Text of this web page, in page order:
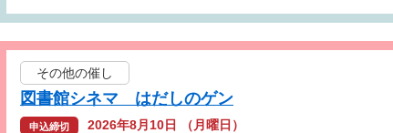
その他の催し
図書館シネマ はだしのゲン
申込締切
2026年8月10日 （月曜日）